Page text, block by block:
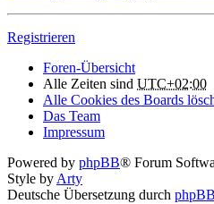
Registrieren
Foren-Übersicht
Alle Zeiten sind UTC+02:00
Alle Cookies des Boards
Das Team
Impressum
Powered by phpBB® Forum
Style byArty
Deutsche Übersetzung durch